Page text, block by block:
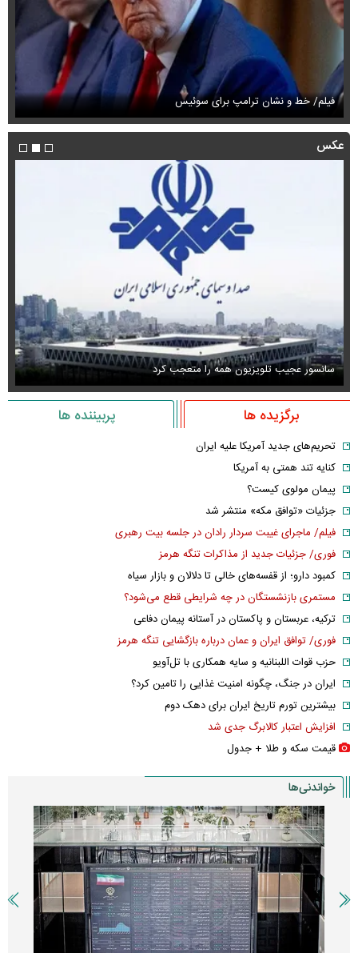
فیلم/ خط و نشان ترامپ برای سوئیس
عکس
سانسور عجیب تلویزیون همه را متعجب کرد
برگزیده ها پربیننده ها
تحریم‌های جدید آمریکا علیه ایران
کنایه تند همتی به آمریکا
پیمان مولوی کیست؟
جزئیات «توافق مکه» منتشر شد
فیلم/ ماجرای غیبت سردار رادان در جلسه بیت رهبری
فوری/ جزئیات جدید از مذاکرات تنگه هرمز
کمبود دارو؛ از قفسه‌های خالی تا دلالان و بازار سیاه
مستمری بازنشستگان در چه شرایطی قطع می‌شود؟
ترکیه، عربستان و پاکستان در آستانه پیمان دفاعی
فوری/ توافق ایران و عمان درباره بازگشایی تنگه هرمز
حزب قوات اللبنانیه و سایه همکاری با تل‌آویو
ایران در جنگ، چگونه امنیت غذایی را تامین کرد؟
بیشترین تورم تاریخ ایران برای دهک دوم
افزایش اعتبار کالابرگ جدی شد
قیمت سکه و طلا + جدول
خواندنی‌ها